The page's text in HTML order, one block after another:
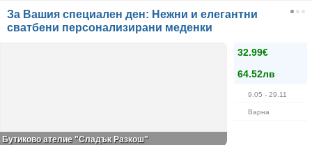
За Вашия специален ден: Нежни и елегантни
сватбени персонализирани меденки
32.99€
64.52лв
9.05 - 29.11
Варна
Бутиково ателие "Сладък Разкош"